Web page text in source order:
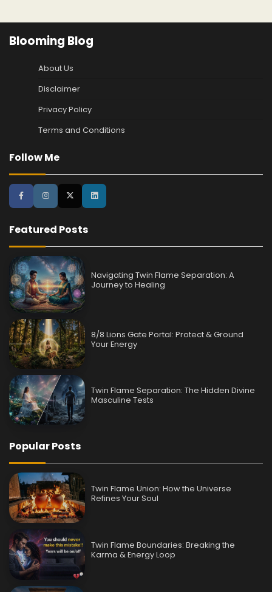
Blooming Blog
About Us
Disclaimer
Privacy Policy
Terms and Conditions
Follow Me
Featured Posts
Navigating Twin Flame Separation: A
Journey to Healing
8/8 Lions Gate Portal: Protect & Ground
Your Energy
Twin Flame Separation: The Hidden Divine
Masculine Tests
Popular Posts
Twin Flame Union: How the Universe
Refines Your Soul
Twin Flame Boundaries: Breaking the
Karma & Energy Loop